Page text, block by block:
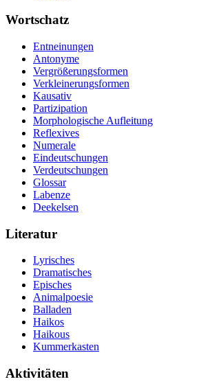
Wortschatz
Entneinungen
Antonyme
Vergrößerungsformen
Verkleinerungsformen
Kausativ
Partizipation
Morphologische Aufleitung
Reflexives
Numerale
Eindeutschungen
Verdeutschungen
Glossar
Labenze
Deekelsen
Literatur
Lyrisches
Dramatisches
Episches
Animalpoesie
Balladen
Haikos
Haikous
Kummerkasten
Aktivitäten